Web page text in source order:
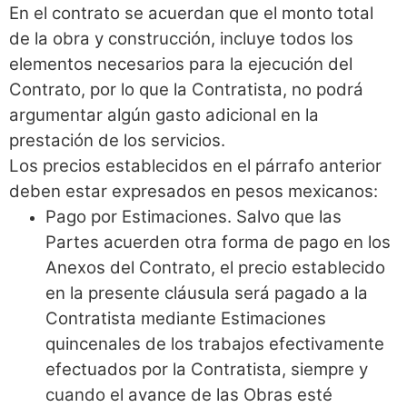
En el contrato se acuerdan que el monto total
de la obra y construcción, incluye todos los
elementos necesarios para la ejecución del
Contrato, por lo que la Contratista, no podrá
argumentar algún gasto adicional en la
prestación de los servicios.
Los precios establecidos en el párrafo anterior
deben estar expresados en pesos mexicanos:
Pago por Estimaciones. Salvo que las
Partes acuerden otra forma de pago en los
Anexos del Contrato, el precio establecido
en la presente cláusula será pagado a la
Contratista mediante Estimaciones
quincenales de los trabajos efectivamente
efectuados por la Contratista, siempre y
cuando el avance de las Obras esté